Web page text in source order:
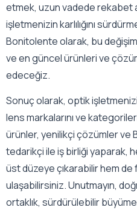
etmek, uzun vadede rekabet
işletmenizin karlılığını
Bonitolente olarak, bu
ve en güncel ürünleri ve
edeceğiz.
Sonuç olarak, optik
lens markalarını ve
ürünler, yenilikçi çözümler ve
tedarikçi ile iş birliği yaparak,
üst düzeye çıkarabilir hem
ulaşabilirsiniz. Unutmayın,
ortaklık, sürdürülebilir